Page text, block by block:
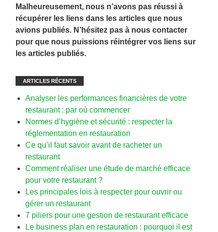
Malheureusement, nous n’avons pas réussi à
récupérer les liens dans les articles que nous
avions publiés. N’hésitez pas à nous contacter
pour que nous puissions réintégrer vos liens sur
les articles publiés.
ARTICLES RÉCENTS
Analyser les performances financières de votre
restaurant : par où commencer
Normes d’hygiène et sécurité : respecter la
réglementation en restauration
Ce qu’il faut savoir avant de racheter un
restaurant
Comment réaliser une étude de marché efficace
pour votre restaurant ?
Les principales lois à respecter pour ouvrir ou
gérer un restaurant
7 piliers pour une gestion de restaurant efficace
Le business plan en restauration : pourquoi il est